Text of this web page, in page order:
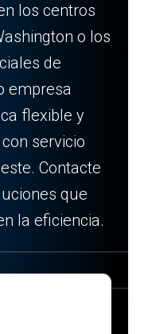
los centros
o los
de
empresa
flexible y
servicio
Contacte
que
la eficiencia.